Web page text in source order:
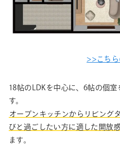
>>こちら
18帖のLDKを中心に、6帖の個
す。
オープンキッチンからリビング
びと過ごしたい方に適した開放
ます。